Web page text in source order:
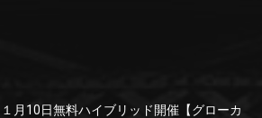
１月10日無料ハイブリッド開催【グローカ